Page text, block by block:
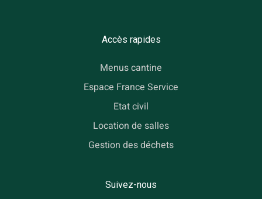
Accès rapides
Menus cantine
Espace France Service
Etat civil
Location de salles
Gestion des déchets
Suivez-nous